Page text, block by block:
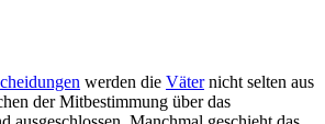
werden die Väternicht selten aus
der Mitbestimmung über das